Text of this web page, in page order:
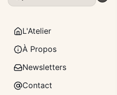
L'Atelier
À Propos
Newsletters
Contact